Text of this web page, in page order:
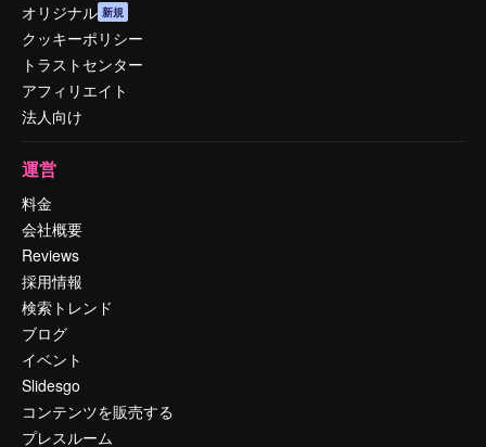
オリジナル 新規
クッキーポリシー
トラストセンター
アフィリエイト
法人向け
運営
料金
会社概要
Reviews
採用情報
検索トレンド
ブログ
イベント
Slidesgo
コンテンツを販売する
プレスルーム